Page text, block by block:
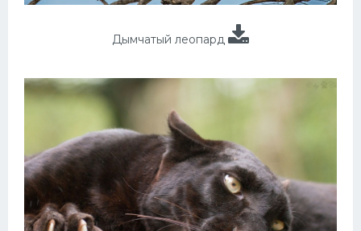
Дымчатый леопард